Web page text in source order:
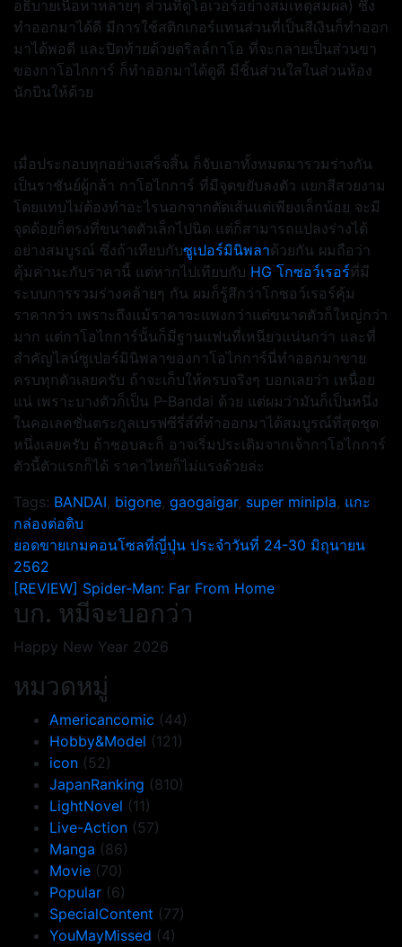
อธิบายเนื้อหาหลายๆ ส่วนที่ดูโอเวอร์อย่างสมเหตุสมผล) ซึ่ง
ทำออกมาได้ดี มีการใช้สติกเกอร์แทนส่วนที่เป็นสีเงินก็ทำออก
มาได้พอดี และปิดท้ายด้วยดริลล์กาโอ ที่จะกลายเป็นส่วนขา
ของกาโอไกการ์ ก็ทำออกมาได้ดูดี มีชิ้นส่วนใสในส่วนห้อง
นักบินให้ด้วย
เมื่อประกอบทุกอย่างเสร็จสิ้น ก็จับเอาทั้งหมดมารวมร่างกัน
เป็นราชันย์ผู้กล้า กาโอไกการ์ ที่มีจุดขยับลงตัว แยกสีสวยงาม
โดยแทบไม่ต้องทำอะไรนอกจากตัดเส้นแต่เพียงเล็กน้อย จะมี
จุดด้อยก็ตรงที่ขนาดตัวเล็กไปนิด แต่ก็สามารถแปลงร่างได้
อย่างสมบูรณ์ ซึ่งถ้าเทียบกับซูเปอร์มินิพลาด้วยกัน ผมถือว่า
คุ้มค่านะกับราคานี้ แต่หากไปเทียบกับ HG โกซอว์เรอร์ที่มี
ระบบการรวมร่างคล้ายๆ กัน ผมก็รู้สึกว่าโกซอว์เรอร์คุ้ม
ราคากว่า เพราะถึงแม้ราคาจะแพงกว่าแต่ขนาดตัวก็ใหญ่กว่า
มาก แต่กาโอไกการ์นั้นก็มีฐานแฟนที่เหนียวแน่นกว่า และที่
สำคัญไลน์ซูเปอร์มินิพลาของกาโอไกการ์นี่ทำออกมาขาย
ครบทุกตัวเลยครับ ถ้าจะเก็บให้ครบจริงๆ บอกเลยว่า เหนื่อย
แน่ เพราะบางตัวก็เป็น P-Bandai ด้วย แต่ผมว่ามันก็เป็นหนึ่ง
ในคอเลคชั่นตระกูลเบรฟซีรี่ส์ที่ทำออกมาได้สมบูรณ์ที่สุดชุด
หนึ่งเลยครับ ถ้าชอบละก็ อาจเริ่มประเดิมจากเจ้ากาโอไกการ์
ตัวนี้ตัวแรกก็ได้ ราคาไทยก็ไม่แรงด้วยล่ะ
Tags: BANDAI, bigone, gaogaigar, super minipla, แกะ
กล่องต่อดิบ
แนะแนว
เรื่อง
ยอดขายเกมคอนโซลที่ญี่ปุ่น ประจำวันที่ 24-30 มิถุนายน
2562
[REVIEW] Spider-Man: Far From Home
บก. หมีจะบอกว่า
Happy New Year 2026
หมวดหมู่
Americancomic (44)
Hobby&Model (121)
icon (52)
JapanRanking (810)
LightNovel (11)
Live-Action (57)
Manga (86)
Movie (70)
Popular (6)
SpecialContent (77)
YouMayMissed (4)